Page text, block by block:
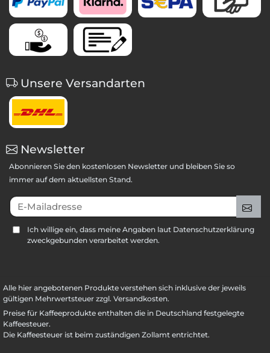
Unsere Versandarten
Newsletter
Abonnieren Sie den kostenlosen Newsletter und bleiben Sie so
immer auf dem aktuellsten Stand.
E-Mailadresse
Ich willige ein, dass meine Angaben laut Datenschutzerklärung
zweckgebunden verarbeitet werden.
Alle hier angebotenen Produkte verstehen sich inklusive der jeweils
gültigen Mehrwertsteuer zzgl. Versandkosten.
Preise für Kaffeeprodukte enthalten die in Deutschland festgelegte
Kaffeesteuer.
Die Kaffeesteuer ist beim zuständigen Zollamt entrichtet.